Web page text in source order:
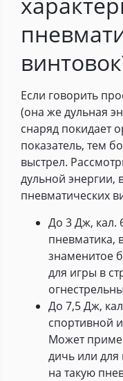
Если говорить
(она же дульная
снаряд покидает
показатель, тем
выстрел.
дульной энергии,
пневматических
До 3 Дж, кал.
пневматика,
знаменитое
для игры в
До 7,5 Дж,
спортивной
Может
дичь или
на такую